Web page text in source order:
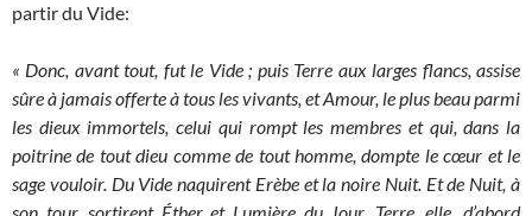
partir du Vide:
« Donc, avant tout, fut le Vide ; puis Terre aux larges flancs, assise
sûre à jamais offerte à tous les vivants, et Amour, le plus beau parmi
les dieux immortels, celui qui rompt les membres et qui, dans la
poitrine de tout dieu comme de tout homme, dompte le cœur et le
sage vouloir. Du Vide naquirent Erèbe et la noire Nuit. Et de Nuit, à